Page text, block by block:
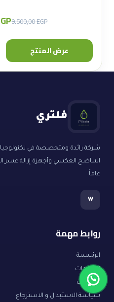
9.500,00EGP
عرض المنتج
فلتري
شركة رائدة ومتخصصة في تكنولوجيا
عاماً.
w
روابط مهمة
الرئيسية
المنتجات
المقالات
سياسة الاستبدال و الاسترجاع